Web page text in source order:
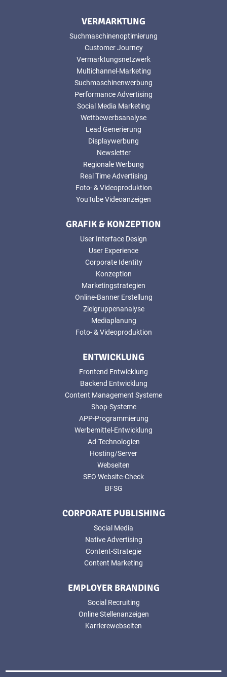
VERMARKTUNG
Suchmaschinenoptimierung
Customer Journey
Vermarktungsnetzwerk
Multichannel-Marketing
Suchmaschinenwerbung
Performance Advertising
Social Media Marketing
Wettbewerbsanalyse
Lead Generierung
Displaywerbung
Newsletter
Regionale Werbung
Real Time Advertising
Foto- & Videoproduktion
YouTube Videoanzeigen
GRAFIK & KONZEPTION
User Interface Design
User Experience
Corporate Identity
Konzeption
Marketingstrategien
Online-Banner Erstellung
Zielgruppenanalyse
Mediaplanung
Foto- & Videoproduktion
ENTWICKLUNG
Frontend Entwicklung
Backend Entwicklung
Content Management Systeme
Shop-Systeme
APP-Programmierung
Werbemittel-Entwicklung
Ad-Technologien
Hosting/Server
Webseiten
SEO Website-Check
BFSG
CORPORATE PUBLISHING
Social Media
Native Advertising
Content-Strategie
Content Marketing
EMPLOYER BRANDING
Social Recruiting
Online Stellenanzeigen
Karrierewebseiten